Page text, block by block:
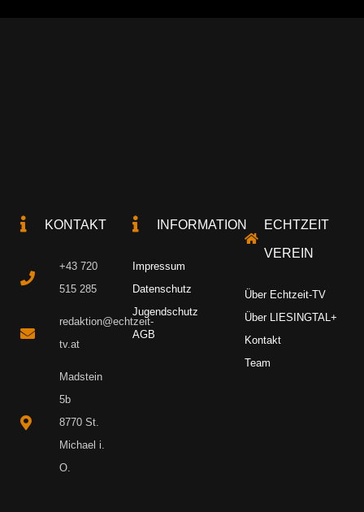
KONTAKT
+43 720
515 285
redaktion@echtzeit-
tv.at
Madstein
5b
8770 St.
Michael i.
O.
INFORMATION
Impressum
Datenschutz
Jugendschutz
AGB
ECHTZEIT
VEREIN
Über Echtzeit-TV
Über LIESINGTAL+
Kontakt
Team